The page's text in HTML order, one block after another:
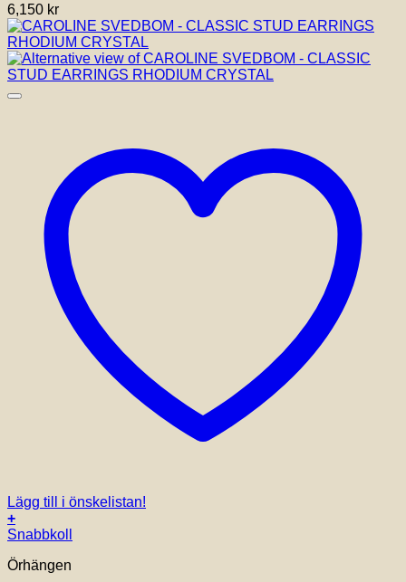
6,150 kr
Lägg till i önskelistan!
+
Snabbkoll
Örhängen